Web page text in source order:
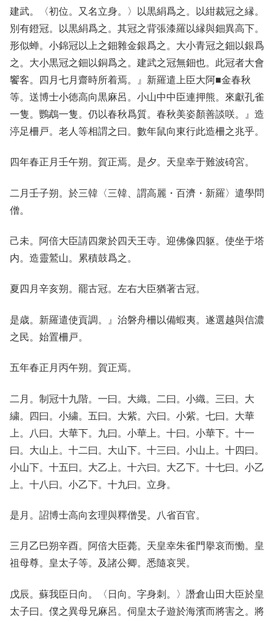
建武。〈初位。又名立身。〉以黒絹爲之。以紺裁冠之縁。
別有鐙冠。以黒絹爲之。其冠之背張漆羅以縁與鈿異高下。
形似蝉。小錦冠以上之鈿雜金銀爲之。大小青冠之鈿以銀爲
之。大小黒冠之鈿以銅爲之。建武之冠無鈿也。此冠者大會
饗客。四月七月齋時所着焉。』新羅遣上臣大阿■金春秋
等。送博士小徳高向黒麻呂。小山中中臣連押熊。來獻孔雀
一隻。鸚鵡一隻。仍以春秋爲質。春秋美姿顏善談咲。』造
渟足柵戸。老人等相謂之曰。數年鼠向東行此造柵之兆乎。
四年春正月壬午朔。賀正焉。是夕。天皇幸于難波碕宮。
二月壬子朔。於三韓〈三韓、謂高麗・百濟・新羅〉遣學問
僧。
己未。阿倍大臣請四衆於四天王寺。迎佛像四躯。使坐于塔
内。造靈鷲山。累積鼓爲之。
夏四月辛亥朔。罷古冠。左右大臣猶著古冠。
是歳。新羅遣使貢調。』治磐舟柵以備蝦夷。遂選越與信濃
之民。始置柵戸。
五年春正月丙午朔。賀正焉。
二月。制冠十九階。一曰。大織。二曰。小織。三曰。大
繍。四曰。小繍。五曰。大紫。六曰。小紫。七曰。大華
上。八曰。大華下。九曰。小華上。十曰。小華下。十一
曰。大山上。十二曰。大山下。十三曰。小山上。十四曰。
小山下。十五曰。大乙上。十六曰。大乙下。十七曰。小乙
上。十八曰。小乙下。十九曰。立身。
是月。詔博士高向玄理與釋僧旻。八省百官。
三月乙巳朔辛酉。阿倍大臣薨。天皇幸朱雀門擧哀而慟。皇
祖母尊。皇太子等。及諸公卿。悉隨哀哭。
戊辰。蘇我臣日向。〈日向。字身刺。〉譖倉山田大臣於皇
太子曰。僕之異母兄麻呂。伺皇太子遊於海濱而將害之。將